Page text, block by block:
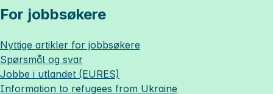
For jobbsøkere
Nyttige artikler for jobbsøkere
Spørsmål og svar
Jobbe i utlandet (EURES)
Information to refugees from Ukraine